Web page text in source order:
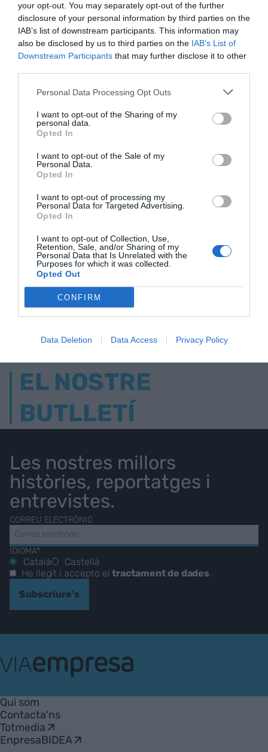
your opt-out. You may separately opt-out of the further
disclosure of your personal information by third parties on the
IAB’s list of downstream participants. This information may
also be disclosed by us to third parties on the IAB’s List of
Downstream Participants that may further disclose it to other
Personal Data Processing Opt Outs
I want to opt-out of the Sharing of my
personal data.
Opted In
I want to opt-out of the Sale of my
Personal Data.
Opted In
I want to opt-out of processing my
Personal Data for Targeted Advertising.
Opted In
I want to opt-out of Collection, Use,
Retention, Sale, and/or Sharing of my
Personal Data that Is Unrelated with the
Purposes for which it was collected.
Opted Out
CONFIRM
Data Deletion Data Access Privacy Policy
Mercadona elimina
el plàstic d'un sol ús
Mercadona entrega més de 15
tones de llegums a la Creu Roja
ELS MÉS LLEGITS
AVUI DESTAQUEM
EL NOSTRE
BUTLLETÍ
Les nostres millors
històries, reportatges i
entrevistes.
CORREU ELECTRÒNIC
IDIOMA*
Català
Castellà
He llegit i accepto eltractament de dades
Subscriure's
Empresa
Qui som
Contacta'ns
Totmedia
EnpresaBIDEA